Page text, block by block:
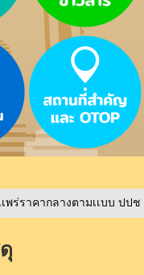
เพร่ราคากลางตามเเบบ ปปช